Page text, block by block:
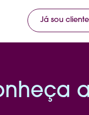
Já sou cliente
a